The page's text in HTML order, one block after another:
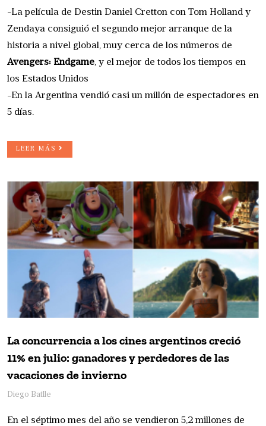
-La película de Destin Daniel Cretton con Tom Holland y
Zendaya consiguió el segundo mejor arranque de la
historia a nivel global, muy cerca de los números de
Avengers: Endgame, y el mejor de todos los tiempos en
los Estados Unidos
-En la Argentina vendió casi un millón de espectadores en
5 días.
LEER MÁS
La concurrencia a los cines argentinos creció
11% en julio: ganadores y perdedores de las
vacaciones de invierno
Diego Batlle
En el séptimo mes del año se vendieron 5,2 millones de